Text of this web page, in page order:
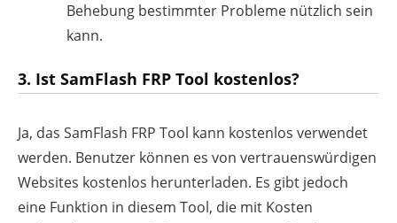
Behebung bestimmter Probleme nützlich sein
kann.
3. Ist SamFlash FRP Tool kostenlos?
Ja, das SamFlash FRP Tool kann kostenlos verwendet
werden. Benutzer können es von vertrauenswürdigen
Websites kostenlos herunterladen. Es gibt jedoch
eine Funktion in diesem Tool, die mit Kosten